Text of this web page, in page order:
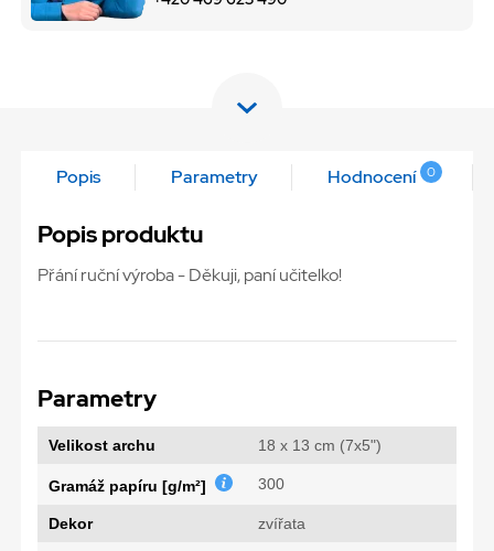
Popis Parametry Hodnocení 0
Popis produktu
Přání ruční výroba - Děkuji, paní učitelko!
Parametry
Velikost archu 18 x 13 cm (7x5")
Gramáž papíru [g/m²] 300
Dekor zvířata